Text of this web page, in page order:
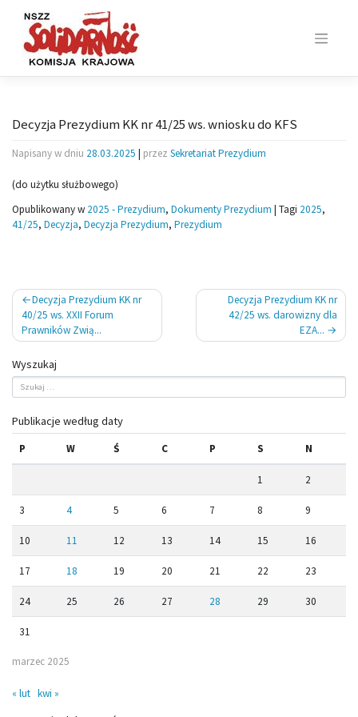
content
Decyzja Prezydium KK nr 41/25 ws. wniosku do KFS
Napisany w dniu 28.03.2025 | przez Sekretariat Prezydium
(do użytku służbowego)
Opublikowany w 2025 - Prezydium, Dokumenty Prezydium | Tagi 2025,
41/25, Decyzja, Decyzja Prezydium, Prezydium
Nawigacja
wpisu
Decyzja Prezydium KK nr
40/25 ws. XXII Forum
Prawników Zwią...
Decyzja Prezydium KK nr
42/25 ws. darowizny dla
EZA...
Wyszukaj
Publikacje według daty
marzec 2025
P W Ś C P S N
1 2
3 4 5 6 7 8 9
10 11 12 13 14 15 16
17 18 19 20 21 22 23
24 25 26 27 28 29 30
31
« lut kwi »